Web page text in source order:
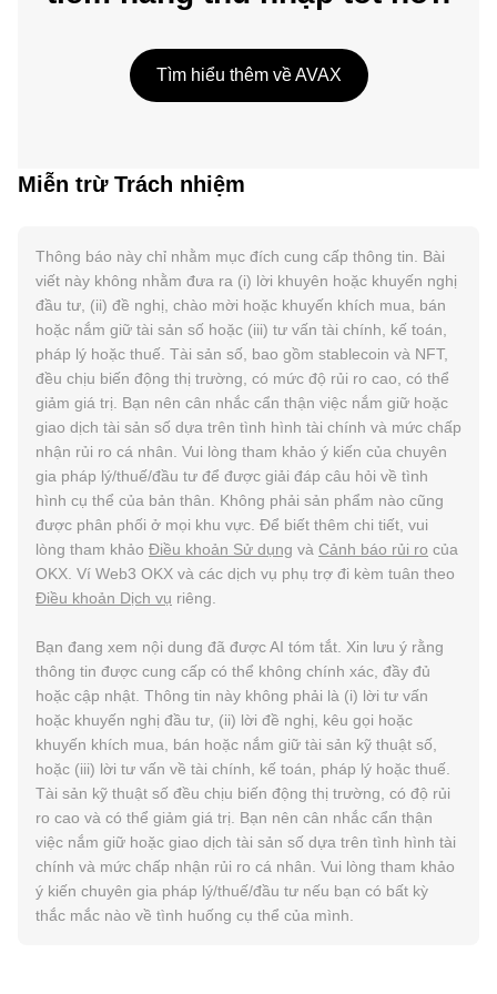
Tìm hiểu thêm về AVAX
Miễn trừ Trách nhiệm
Thông báo này chỉ nhằm mục đích cung cấp thông tin. Bài
viết này không nhằm đưa ra (i) lời khuyên hoặc khuyến nghị
đầu tư, (ii) đề nghị, chào mời hoặc khuyến khích mua, bán
hoặc nắm giữ tài sản số hoặc (iii) tư vấn tài chính, kế toán,
pháp lý hoặc thuế. Tài sản số, bao gồm stablecoin và NFT,
đều chịu biến động thị trường, có mức độ rủi ro cao, có thể
giảm giá trị. Bạn nên cân nhắc cẩn thận việc nắm giữ hoặc
giao dịch tài sản số dựa trên tình hình tài chính và mức chấp
nhận rủi ro cá nhân. Vui lòng tham khảo ý kiến của chuyên
gia pháp lý/thuế/đầu tư để được giải đáp câu hỏi về tình
hình cụ thể của bản thân. Không phải sản phẩm nào cũng
được phân phối ở mọi khu vực. Để biết thêm chi tiết, vui
lòng tham khảo Điều khoản Sử dụng và Cảnh báo rủi ro của
OKX. Ví Web3 OKX và các dịch vụ phụ trợ đi kèm tuân theo
Điều khoản Dịch vụ riêng.
Bạn đang xem nội dung đã được AI tóm tắt. Xin lưu ý rằng
thông tin được cung cấp có thể không chính xác, đầy đủ
hoặc cập nhật. Thông tin này không phải là (i) lời tư vấn
hoặc khuyến nghị đầu tư, (ii) lời đề nghị, kêu gọi hoặc
khuyến khích mua, bán hoặc nắm giữ tài sản kỹ thuật số,
hoặc (iii) lời tư vấn về tài chính, kế toán, pháp lý hoặc thuế.
Tài sản kỹ thuật số đều chịu biến động thị trường, có độ rủi
ro cao và có thể giảm giá trị. Bạn nên cân nhắc cẩn thận
việc nắm giữ hoặc giao dịch tài sản số dựa trên tình hình tài
chính và mức chấp nhận rủi ro cá nhân. Vui lòng tham khảo
ý kiến chuyên gia pháp lý/thuế/đầu tư nếu bạn có bất kỳ
thắc mắc nào về tình huống cụ thể của mình.